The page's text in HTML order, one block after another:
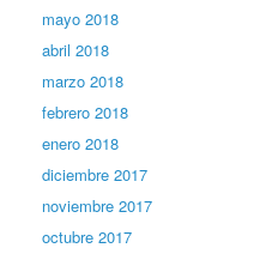
mayo 2018
abril 2018
marzo 2018
febrero 2018
enero 2018
diciembre 2017
noviembre 2017
octubre 2017